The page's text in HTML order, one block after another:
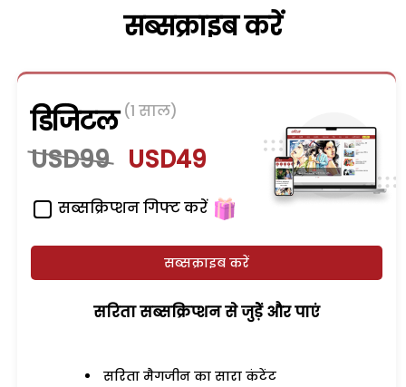
सब्सक्राइब करें
डिजिटल (1 साल)
USD99 USD49
सब्सक्रिप्शन गिफ्ट करें
सब्सक्राइब करें
सरिता सब्सक्रिप्शन से जुड़ेें और पाएं
सरिता मैगजीन का सारा कंटेंट